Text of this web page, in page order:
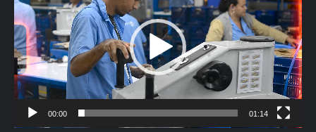
vídeo
00:00 01:14